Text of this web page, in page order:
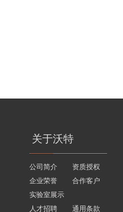
关于沃特
公司简介
资质授权
企业荣誉
合作客户
实验室展示
人才招聘
通用条款